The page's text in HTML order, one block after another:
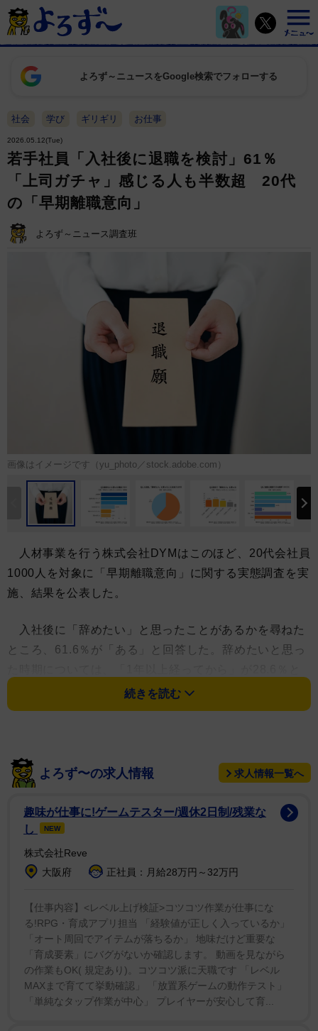
よろず～ニュースをGoogle検索でフォローする
社会 学び ギリギリ お仕事
2026.05.12(Tue)
若手社員「入社後に退職を検討」61％
「上司ガチャ」感じる人も半数超 20代
の「早期離職意向」
よろず～ニュース調査班
画像はイメージです（yu_photo／stock.adobe.com）
人材事業を行う株式会社DYMはこのほど、20代会社員
1000人を対象に「早期離職意向」に関する実態調査を実
施、結果を公表した。
入社後に「辞めたい」と思ったことがあるかを尋ねた
ところ、61.6％が「ある」と回答した。辞めたいと思っ
最も多かったが、「入社後1カ月以内(17.7％)」「入社～
1週間以内(15.9％)」「GW明け(13.8％)」にも一定数が
退職を考えた理由としては、「人間関係(上司・同
僚)」が28.6％と最も多く、「業務内容のギャップ
(24.7％)」「労働条件(23.6％)」と続いた。一方で、「相
談できる人がいない(8.5％)」「孤独を感じた(8.2％)」と
いった回答もあり、コミュニケーション面の課題も無視
気軽に相談できる相手については、「いない」が
28.3％で最も多かった。約4人に1人が職場で孤立してい
る可能性を示している。
勤務先にフォロー制度が「ある」という回答は29.6％
続きを読む
よろず〜の求人情報 求人情報一覧へ
趣味が仕事に!ゲームテスター/週休2日制/残業な
し
NEW
株式会社Reve
大阪府
正社員：月給28万円～32万円
【仕事内容】<レベル上げ検証>コツコツ作業が仕事にな
る!RPG・育成アプリ担当 「経験値が正しく入っているか」
「オート周回でアイテムが落ちるか」 地味だけど重要な
「育成要素」にバグがないか確認します。 動画を見ながら
の作業もOK( 規定あり)。コツコツ派に天職です 「レベル
MAXまで育てて挙動確認」 「放置系ゲームの動作テスト」
「単純なタップ作業が中心」 プレイヤーが安心して育...